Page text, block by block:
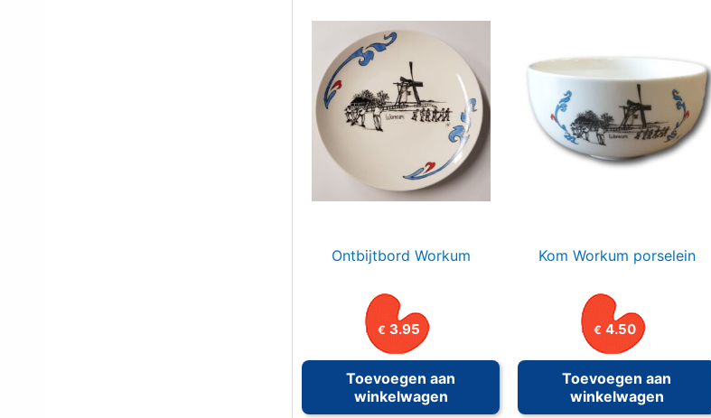
Ontbijtbord Workum
€ 3.95
Toevoegen aan
winkelwagen
Kom Workum porselein
€ 4.50
Toevoegen aan
winkelwagen